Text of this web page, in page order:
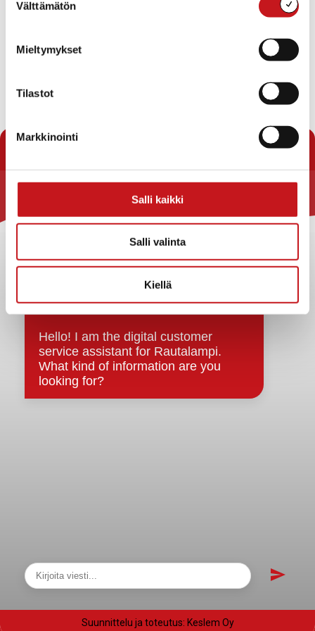
valinta
Välttämätön
Mieltymykset
Tilastot
Markkinointi
Salli kaikki
Salli valinta
Kiellä
Evästeet
Saavutettavuusseloste
Tietosuoja
Tietosuojaselosteet